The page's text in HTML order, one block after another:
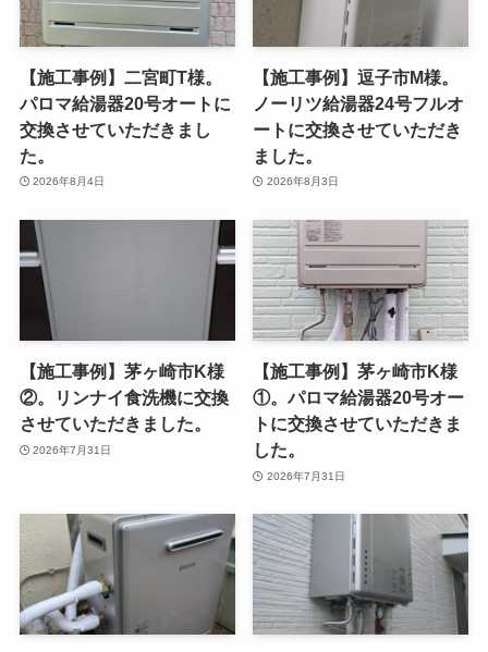
【施工事例】二宮町T様。
パロマ給湯器20号オートに
交換させていただきまし
た。
2026年8月4日
【施工事例】逗子市M様。
ノーリツ給湯器24号フルオ
ートに交換させていただき
ました。
2026年8月3日
【施工事例】茅ヶ崎市K様
②。リンナイ食洗機に交換
させていただきました。
2026年7月31日
【施工事例】茅ヶ崎市K様
①。パロマ給湯器20号オー
トに交換させていただきま
した。
2026年7月31日